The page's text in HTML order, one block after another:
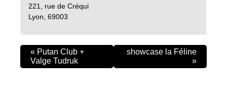
221, rue de Créqui
Lyon 69003
« Putan Club +
Valge Tudruk
showcase la Féline
»